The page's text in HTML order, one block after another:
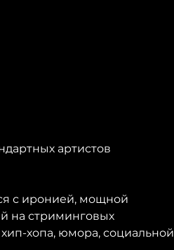
артистов
на стриминговых
хопа, юмора, социальной